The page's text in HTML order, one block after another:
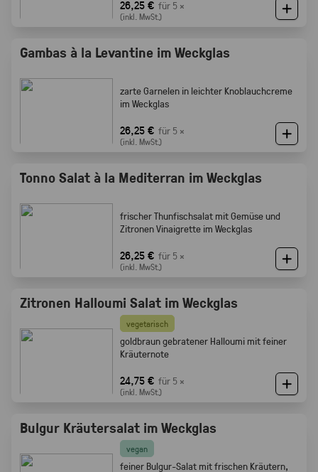
26,25 € für 5 ×
(inkl. MwSt.)
Gambas à la Levantine im Weckglas
zarte Garnelen in leichter Knoblauchcreme
im Weckglas
26,25 € für 5 ×
(inkl. MwSt.)
Tonno Salat à la Mediterran im Weckglas
frischer Thunfischsalat mit Gemüse und
Zitronen Vinaigrette im Weckglas
26,25 € für 5 ×
(inkl. MwSt.)
Zitronen Halloumi Salat im Weckglas
vegetarisch
goldbraun gebratener Halloumi mit feiner
Kräuternote
24,75 € für 5 ×
(inkl. MwSt.)
Bulgur Kräutersalat im Weckglas
vegan
feiner Bulgur-Salat mit frischen Kräutern,